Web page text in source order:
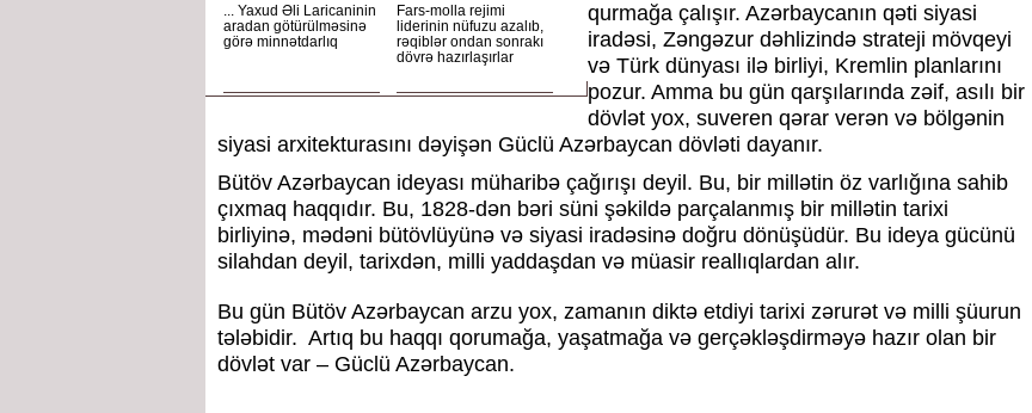
... Yaxud Əli Laricaninin
aradan götürülməsinə
görə minnətdarlıq
Fars-molla rejimi
liderinin nüfuzu azalıb,
rəqiblər ondan sonrakı
dövrə hazırlaşırlar
qurmağa çalışır. Azərbaycanın qəti siyasi
iradəsi, Zəngəzur dəhlizində strateji mövqeyi
və Türk dünyası ilə birliyi, Kremlin planlarını
pozur. Amma bu gün qarşılarında zəif, asılı bir
dövlət yox, suveren qərar verən və bölgənin
siyasi arxitekturasını dəyişən Güclü Azərbaycan dövləti dayanır.
Bütöv Azərbaycan ideyası müharibə çağırışı deyil. Bu, bir millətin öz varlığına sahib
çıxmaq haqqıdır. Bu, 1828-dən bəri süni şəkildə parçalanmış bir millətin tarixi
birliyinə, mədəni bütövlüyünə və siyasi iradəsinə doğru dönüşüdür. Bu ideya gücünü
silahdan deyil, tarixdən, milli yaddaşdan və müasir reallıqlardan alır.
Bu gün Bütöv Azərbaycan arzu yox, zamanın diktə etdiyi tarixi zərurət və milli şüurun
tələbidir. Artıq bu haqqı qorumağa, yaşatmağa və gerçəkləşdirməyə hazır olan bir
dövlət var – Güclü Azərbaycan.